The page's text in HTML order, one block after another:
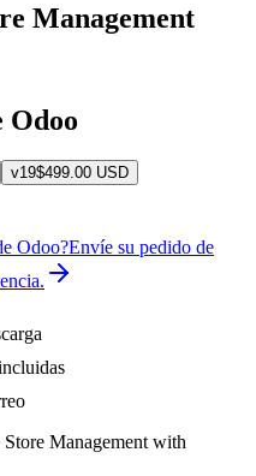
Management
Odoo
v19$499.00 USD
Odoo?Envíe su pedido de
Management with